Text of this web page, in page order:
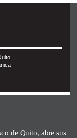
de Quito, abre sus